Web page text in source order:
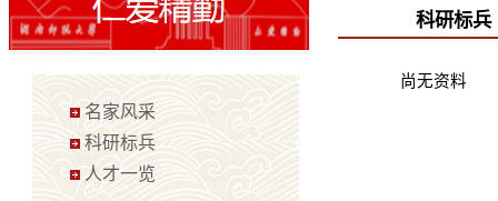
名家风采
科研标兵
人才一览
科研标兵
尚无资料